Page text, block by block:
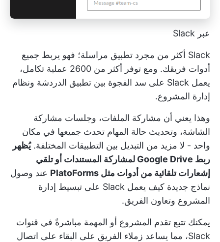
عبر Slack
Slack أكثر من مجرد تطبيق مراسلة؛ فهو يربط جميع
أدوات فريقك. ومع توفر أكثر من 2600 عملية تكامل،
يعمل Slack على سد الفجوة بين تطبيق الدردشة ونظام
إدارة المشروع.
وهذا يعني أن مشاركة الملفات، وجلسات مشاركة
الشاشة، وتحديث حالة المهام تحدث جميعها في مكان
واحد - لا مزيد من التبديل بين التطبيقات المختلفة.يُظهر
ربط Google Drive لمشاركة المستندات أو تلقي
إشعارات تلقائية من أدوات مثل PlatoForms
عند وصول
نماذج جديدة كيف يعمل Slack على تبسيط إدارة
المشروع وتعاون الفريق.
يمكنك تتبع تقدم المشروع أو المهمة مباشرةً في قنوات
Slack، مما يساعد زملاء الفريق على البقاء على اتصال